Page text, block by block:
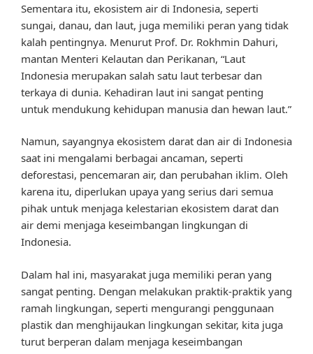
Sementara itu, ekosistem air di Indonesia, seperti
sungai, danau, dan laut, juga memiliki peran yang tidak
kalah pentingnya. Menurut Prof. Dr. Rokhmin Dahuri,
mantan Menteri Kelautan dan Perikanan, “Laut
Indonesia merupakan salah satu laut terbesar dan
terkaya di dunia. Kehadiran laut ini sangat penting
untuk mendukung kehidupan manusia dan hewan laut.”
Namun, sayangnya ekosistem darat dan air di Indonesia
saat ini mengalami berbagai ancaman, seperti
deforestasi, pencemaran air, dan perubahan iklim. Oleh
karena itu, diperlukan upaya yang serius dari semua
pihak untuk menjaga kelestarian ekosistem darat dan
air demi menjaga keseimbangan lingkungan di
Indonesia.
Dalam hal ini, masyarakat juga memiliki peran yang
sangat penting. Dengan melakukan praktik-praktik yang
ramah lingkungan, seperti mengurangi penggunaan
plastik dan menghijaukan lingkungan sekitar, kita juga
turut berperan dalam menjaga keseimbangan